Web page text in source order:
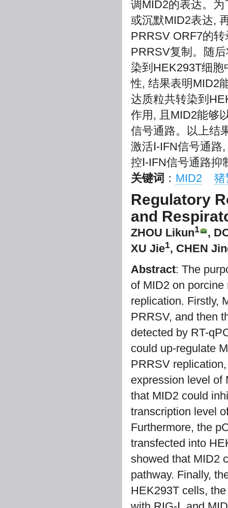
调MID2的表达。
或沉默MID2表达,
PRRSV ORF7的
PRRSV复制。随
染到HEK293T细
性, 结果表明MID2
达质粒共转染到
作用, 且MID2能够
信号通路。以上结
激活Ⅰ-IFN信号通
控Ⅰ-IFN信号通路
关键词 ： MID2 猪
Regulatory
and
ZHOU Likun1
,
XU Jie1, CHEN
Abstract: The
of MID2 on
replication. Firstly,
PRRSV, and then
detected by RT-
could up-regulate
PRRSV
expression level of
that MID2 could
transcription level
Furthermore, the
transfected into
showed that MID2
pathway. Finally,
HEK293T cells,